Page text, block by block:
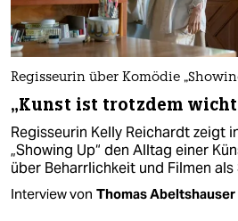
Regisseurin über Komödie
„Kunst ist trotzdem
Regisseurin Kelly Reichardt zeigt
„Showing Up“ den Alltag einer
über Beharrlichkeit und Filmen als
Interview von Thomas Abeltshauser